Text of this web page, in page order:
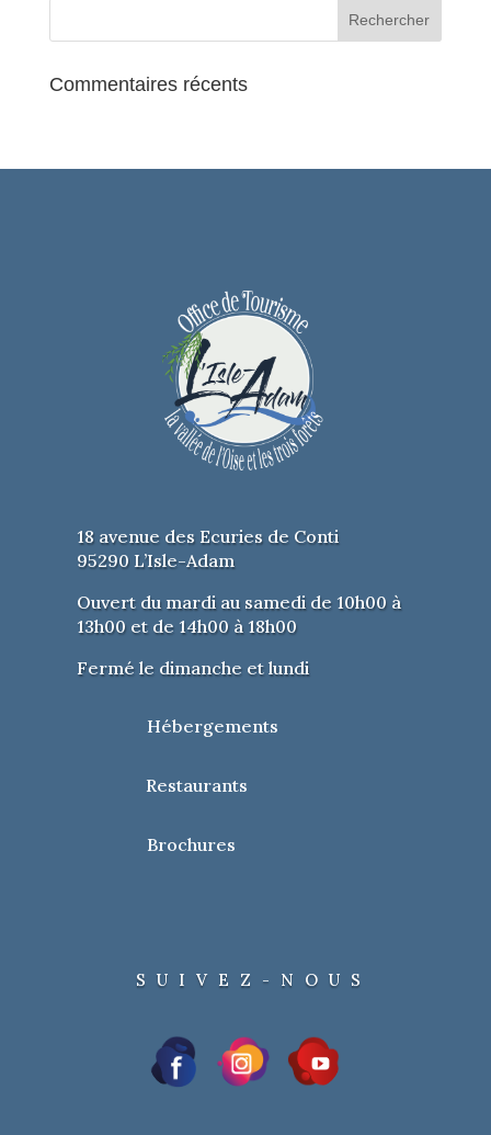
Commentaires récents
18 avenue des Ecuries de Conti
95290 L’Isle-Adam
Ouvert du mardi au samedi de 10h00 à
13h00 et de 14h00 à 18h00
Fermé le dimanche et lundi
Hébergements
Restaurants
Brochures
SUIVEZ-NOUS